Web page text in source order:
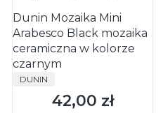
Dunin Mozaika Mini
Arabesco Black mozaika
ceramiczna w kolorze
czarnym
PRODUCENT
DUNIN
Cena
42,00 zł